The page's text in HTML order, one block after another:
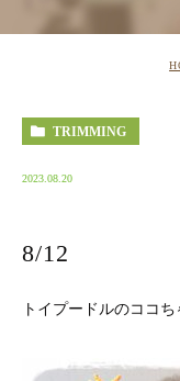
TRIMMING
2023.08.20
8/12
トイプードルのココ